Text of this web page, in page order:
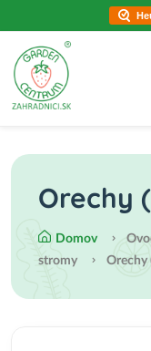
Orechy
Domov
stromy
Orechy